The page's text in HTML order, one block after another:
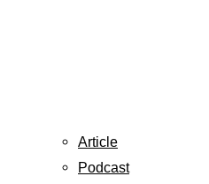
Article
Podcast